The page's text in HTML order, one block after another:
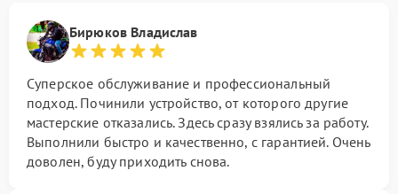
Бирюков Владислав
Суперское обслуживание и профессиональный
подход. Починили устройство, от которого другие
мастерские отказались. Здесь сразу взялись за работу.
Выполнили быстро и качественно, с гарантией. Очень
доволен, буду приходить снова.